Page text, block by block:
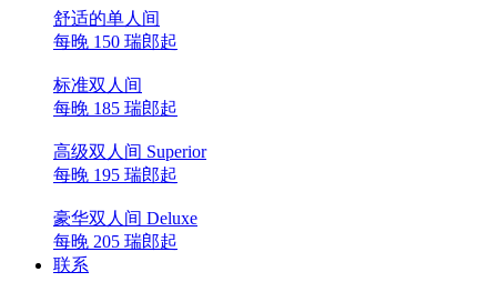
舒适的单人间
每晚 150 瑞郎起
标准双人间
每晚 185 瑞郎起
高级双人间 Superior
每晚 195 瑞郎起
豪华双人间 Deluxe
每晚 205 瑞郎起
联系